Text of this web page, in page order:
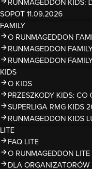
SOPOT 11.09.2026
FAMILY
O RUNMAGEDDON
RUNMAGEDDON
RUNMAGEDDON
KIDS
O KIDS
PRZESZKODY KIDS:
SUPERLIGA RMG KIDS
RUNMAGEDDON KIDS
LITE
FAQ LITE
O RUNMAGEDDON LITE
DLA ORGANIZATORÓW